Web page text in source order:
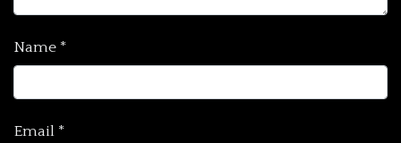
Name *
Email *